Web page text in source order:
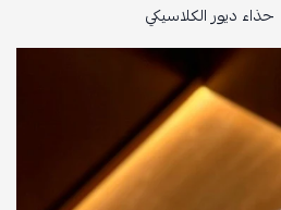
حذاء ديور الكلاسيكي